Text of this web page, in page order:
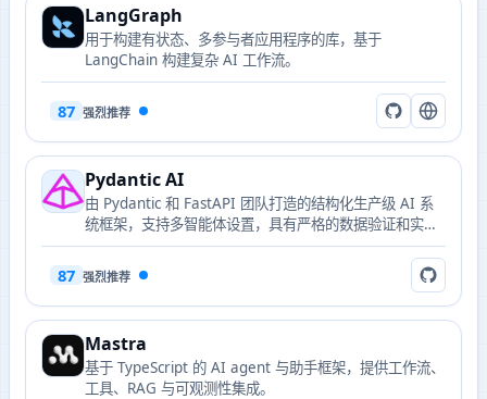
LangGraph
用于构建有状态、多参与者应用程序的库，基于
LangChain 构建复杂 AI 工作流。
87 强烈推荐
Pydantic AI
由 Pydantic 和 FastAPI 团队打造的结构化生产级 AI 系
统框架，支持多智能体设置，具有严格的数据验证和实时
输出功能。
87 强烈推荐
Mastra
基于 TypeScript 的 AI agent 与助手框架，提供工作流、
工具、RAG 与可观测性集成。